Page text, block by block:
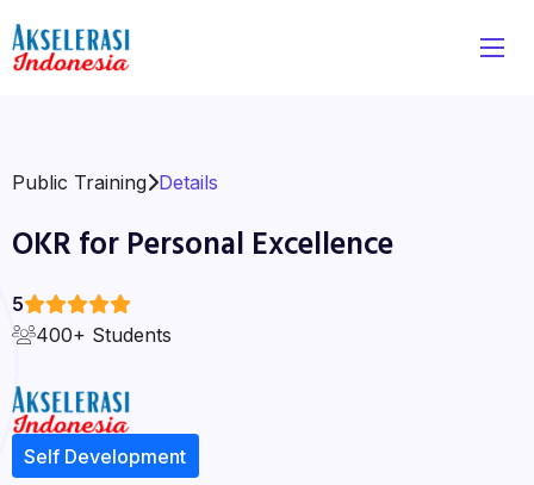
Public Training Details
OKR for Personal Excellence
5
400+ Students
Self Development